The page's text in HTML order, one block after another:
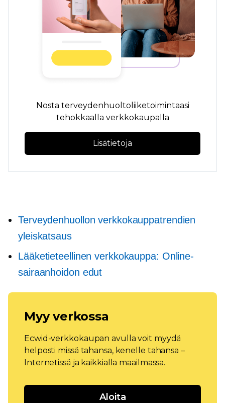
Nosta terveydenhuoltoliiketoimintaasi
tehokkaalla verkkokaupalla
Lisätietoja
Terveydenhuollon verkkokauppatrendien
yleiskatsaus
Lääketieteellinen verkkokauppa: Online-
sairaanhoidon edut
Myy verkossa
Ecwid-verkkokaupan avulla voit myydä
helposti missä tahansa, kenelle tahansa –
Internetissä ja kaikkialla maailmassa.
Aloita